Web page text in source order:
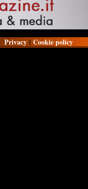
Privacy | Cookie policy